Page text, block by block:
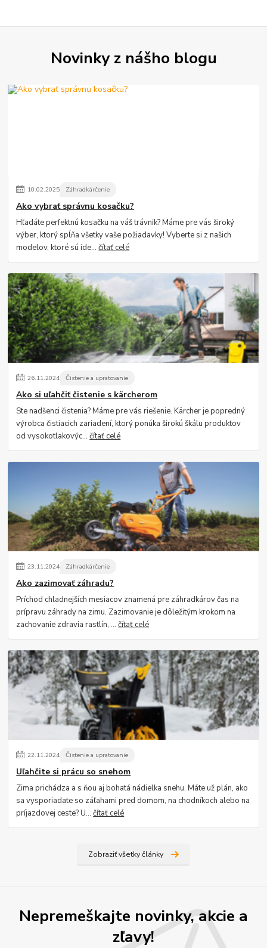
Novinky z nášho blogu
10.02.2025 Záhradkárčenie
Ako vybrať správnu kosačku?
Hľadáte perfektnú kosačku na váš trávnik? Máme pre vás široký
výber, ktorý spĺňa všetky vaše požiadavky! Vyberte si z našich
modelov, ktoré sú ide...čítať celé
26.11.2024 Čistenie a upratovanie
Ako si uľahčiť čistenie s kärcherom
Ste nadšenci čistenia? Máme pre vás riešenie. Kärcher je popredný
výrobca čistiacich zariadení, ktorý ponúka širokú škálu produktov
od vysokotlakovýc...čítať celé
23.11.2024 Záhradkárčenie
Ako zazimovať záhradu?
Príchod chladnejších mesiacov znamená pre záhradkárov čas na
prípravu záhrady na zimu. Zazimovanie je dôležitým krokom na
zachovanie zdravia rastlín, ...čítať celé
22.11.2024 Čistenie a upratovanie
Uľahčite si prácu so snehom
Zima prichádza a s ňou aj bohatá nádielka snehu. Máte už plán, ako
sa vysporiadate so záľahami pred domom, na chodníkoch alebo na
príjazdovej ceste? U...čítať celé
Zobraziť všetky články
Nepremeškajte novinky, akcie a
zľavy!